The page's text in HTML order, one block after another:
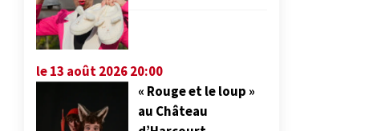
le 13 août 2026 20:00
« Rouge et le loup »
au Château